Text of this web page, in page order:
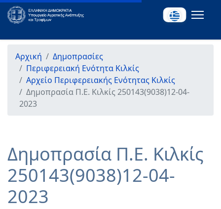
Αρχική
Δημοπρασίες
Περιφερειακή Ενότητα Κιλκίς
Αρχείο Περιφερειακής Ενότητας Κιλκίς
Δημοπρασία Π.Ε. Κιλκίς 250143(9038)12-04-
2023
Δημοπρασία Π.Ε. Κιλκίς
250143(9038)12-04-
2023